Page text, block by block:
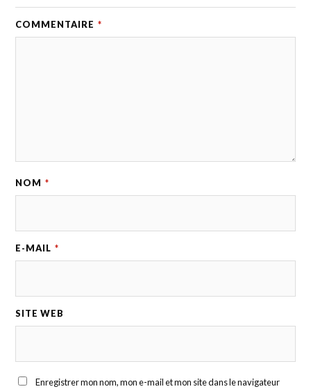
COMMENTAIRE *
NOM *
E-MAIL *
SITE WEB
Enregistrer mon nom, mon e-mail et mon site dans le navigateur